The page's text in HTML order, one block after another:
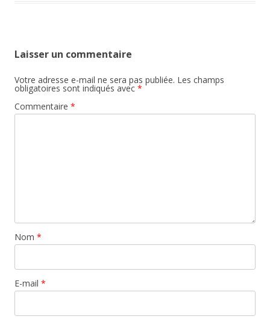
Laisser un commentaire
Votre adresse e-mail ne sera pas publiée. Les champs
obligatoires sont indiqués avec *
Commentaire *
Nom *
E-mail *